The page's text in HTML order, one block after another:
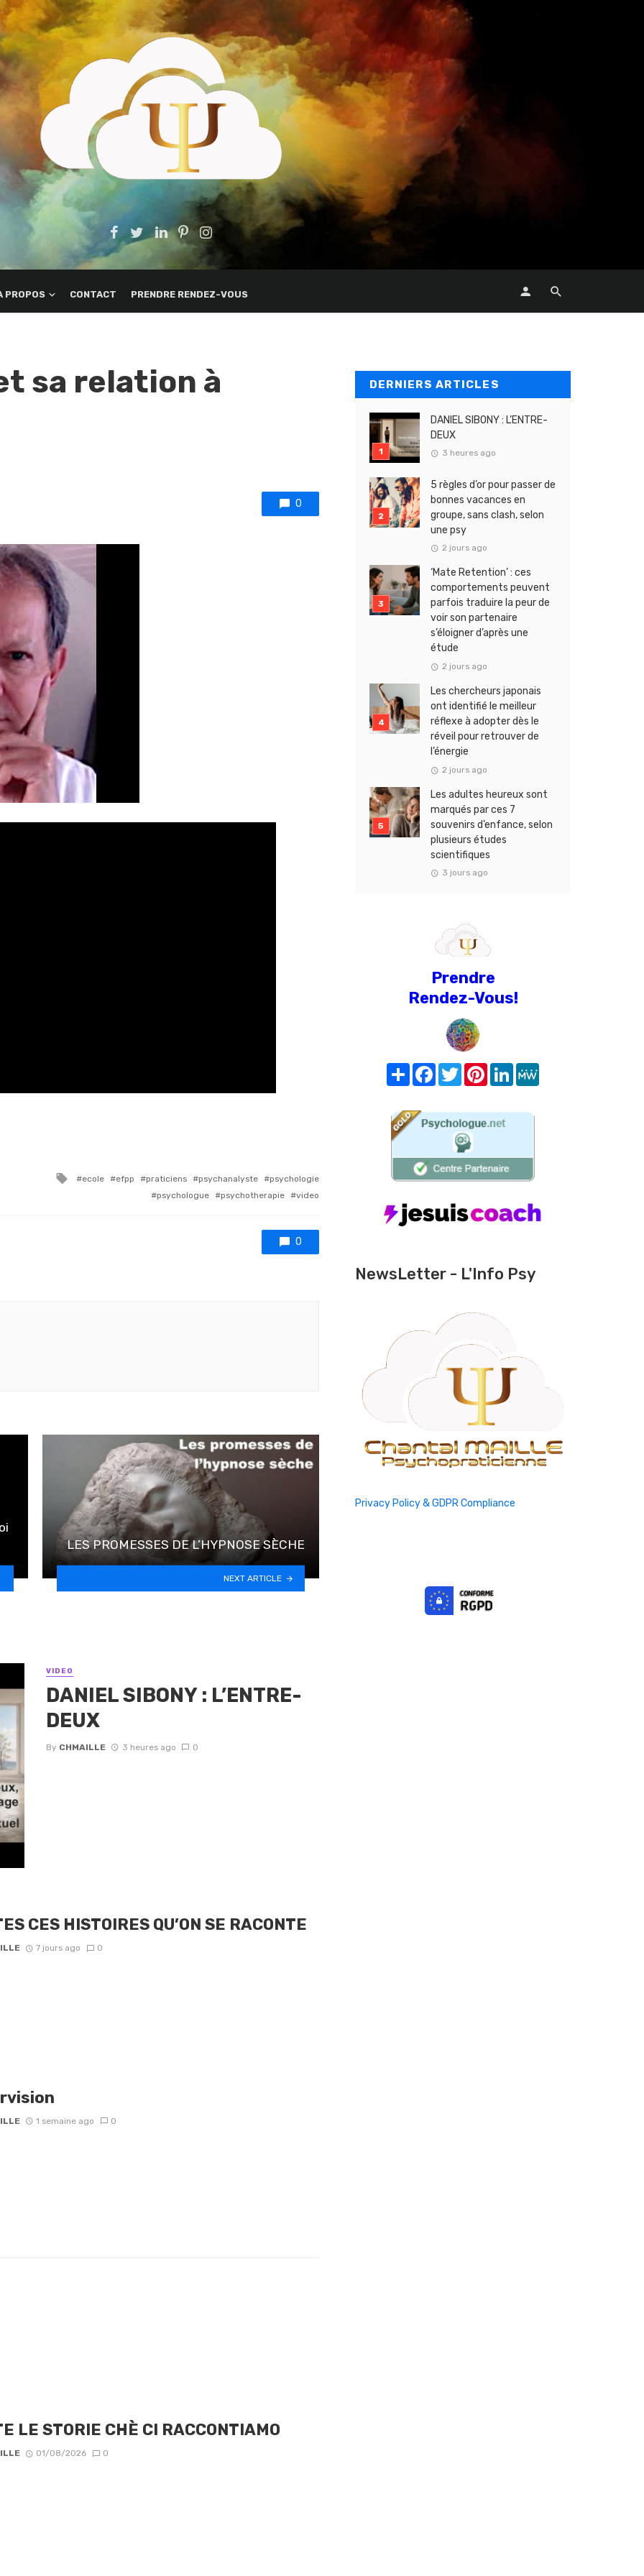
PROPOS CONTACT PRENDRE RENDEZ-VOUS
sa relation à
0
Tagged with
ecole efpp praticiens psychanalyste
psychologie
psychologue
psychotherapie video
0
LES PROMESSES DE L’HYPNOSE SÈCHE
NEXT ARTICLE
VIDEO
DANIEL SIBONY : L’ENTRE-
DEUX
By CHMAILLE 3 heures ago 0
CES HISTOIRES QU’ON SE RACONTE
7 jours ago 0
1 semaine ago 0
LE STORIE CHÈ CI RACCONTIAMO
01/08/2026 0
DERNIERS ARTICLES
DANIEL SIBONY : L’ENTRE-
DEUX
3 heures ago
5 règles d’or pour passer de
bonnes vacances en
groupe, sans clash, selon
une psy
2 jours ago
‘Mate Retention’ : ces
comportements peuvent
parfois traduire la peur de
voir son partenaire
s’éloigner d’après une
étude
2 jours ago
Les chercheurs japonais
ont identifié le meilleur
réflexe à adopter dès le
réveil pour retrouver de
l’énergie
2 jours ago
Les adultes heureux sont
marqués par ces 7
souvenirs d’enfance, selon
plusieurs études
scientifiques
3 jours ago
Prendre
Rendez-Vous!
Share FacebookTwitterPinterest
LinkedIn
NewsLetter - L'Info Psy
Privacy Policy & GDPR Compliance